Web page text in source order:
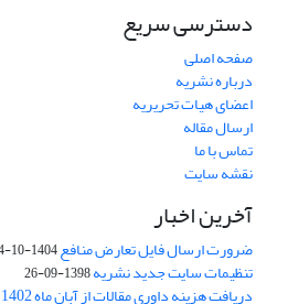
دسترسی سریع
صفحه اصلی
درباره نشریه
اعضای هیات تحریریه
ارسال مقاله
تماس با ما
نقشه سایت
آخرین اخبار
ضرورت ارسال فایل تعارض منافع1404-10-24
تنظیمات سایت جدید نشریه1398-09-26
دریافت هزینه داوری مقالات از آبان ماه 1402